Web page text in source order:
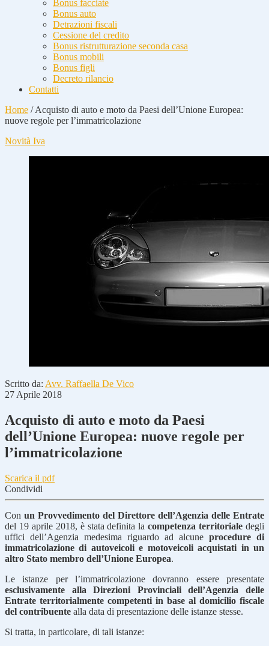
Bonus facciate
Bonus auto
Detrazioni fiscali
Cessione del credito
Bonus ristrutturazione seconda casa
Bonus mobili
Bonus figli
Decreto rilancio
Contatti
Home /Acquisto di auto e moto da Paesi dell’Unione Europea:
nuove regole per l’immatricolazione
Novità Iva
Scritto da: Avv. Raffaella De Vico
27 Aprile 2018
Acquisto di auto e moto da Paesi
dell’Unione Europea: nuove regole per
l’immatricolazione
Scarica il pdf
Condividi
Con un Provvedimento del Direttore dell’Agenzia delle Entrate
del 19 aprile 2018, è stata definita lacompetenza territoriale degli
uffici dell’Agenzia medesima riguardo ad alcune procedure di
immatricolazione di autoveicoli e motoveicoli acquistati in un
altro Stato membro dell’Unione Europea.
Le istanze per l’immatricolazione dovranno essere presentate
esclusivamente alla Direzioni Provinciali dell’Agenzia delle
Entrate territorialmente competenti in base al domicilio fiscale
del contribuente alla data di presentazione delle istanze stesse.
Si tratta, in particolare, di tali istanze: